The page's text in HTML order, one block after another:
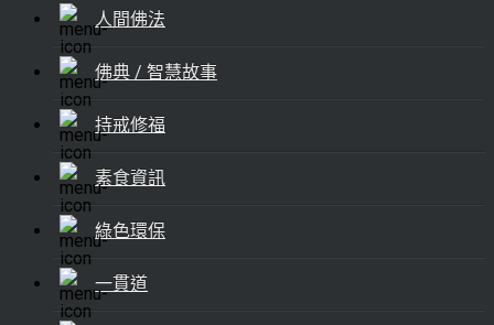
人間佛法
佛典 / 智慧故事
持戒修福
素食資訊
綠色環保
一貫道